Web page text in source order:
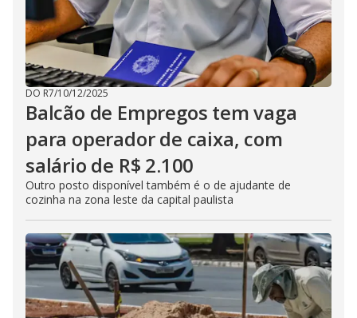
DO R7/10/12/2025
Balcão de Empregos tem vaga
para operador de caixa, com
salário de R$ 2.100
Outro posto disponível também é o de ajudante de
cozinha na zona leste da capital paulista